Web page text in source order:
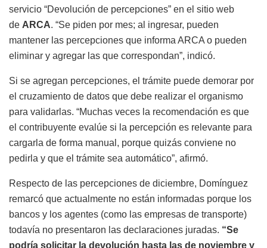
servicio “Devolución de percepciones” en el sitio web
de ARCA. “Se piden por mes; al ingresar, pueden
mantener las percepciones que informa ARCA o pueden
eliminar y agregar las que correspondan”, indicó.
Si se agregan percepciones, el trámite puede demorar por
el cruzamiento de datos que debe realizar el organismo
para validarlas. “Muchas veces la recomendación es que
el contribuyente evalúe si la percepción es relevante para
cargarla de forma manual, porque quizás conviene no
pedirla y que el trámite sea automático”, afirmó.
Respecto de las percepciones de diciembre, Domínguez
remarcó que actualmente no están informadas porque los
bancos y los agentes (como las empresas de transporte)
todavía no presentaron las declaraciones juradas. “Se
podría solicitar la devolución hasta las de noviembre y